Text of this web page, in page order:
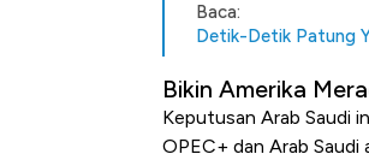
Baca:
Detik-Detik Patung
Bikin Amerika
Keputusan Arab Saudi
OPEC+ dan Arab Saudi